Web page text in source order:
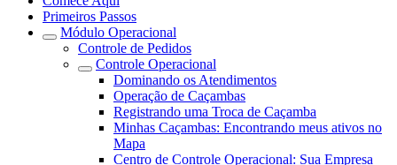
Primeiros Passos
Módulo Operacional
Controle de Pedidos
Controle Operacional
Dominando os Atendimentos
Operação de Caçambas
Registrando uma Troca de Caçamba
Minhas Caçambas: Encontrando meus ativos no
Mapa
Centro de Controle Operacional: Sua Empresa